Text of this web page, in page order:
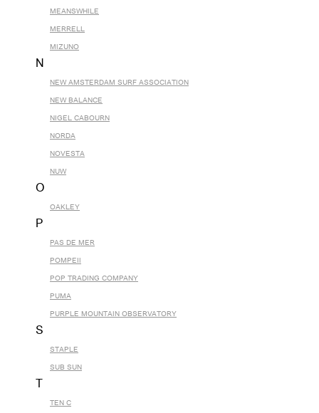
MEANSWHILE
MERRELL
MIZUNO
N
NEW AMSTERDAM SURF ASSOCIATION
NEW BALANCE
NIGEL CABOURN
NORDA
NOVESTA
NUW
O
OAKLEY
P
PAS DE MER
POMPEII
POP TRADING COMPANY
PUMA
PURPLE MOUNTAIN OBSERVATORY
S
STAPLE
SUB SUN
TEN C